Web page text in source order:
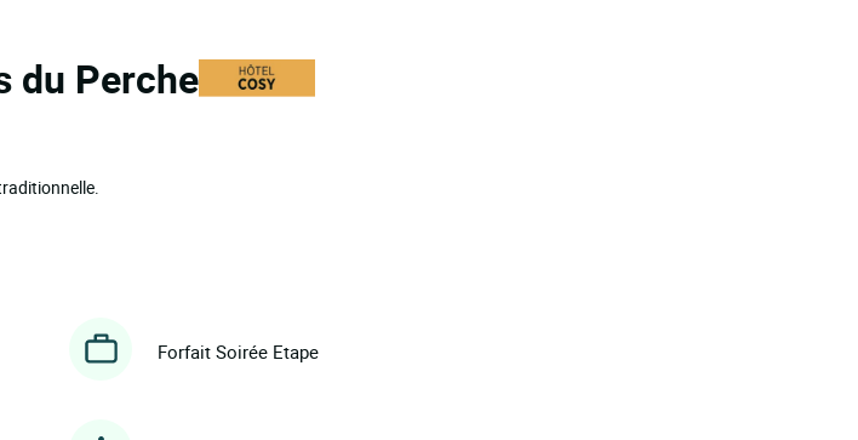
du Perche
Forfait Soirée Etape